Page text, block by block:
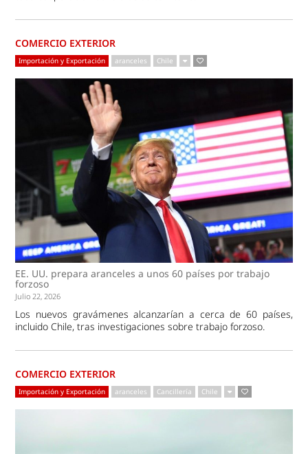
COMERCIO EXTERIOR
Importación y Exportación aranceles Chile
EE. UU. prepara aranceles a unos 60 países por trabajo
forzoso
Julio 22, 2026
Los nuevos gravámenes alcanzarían a cerca de 60 países,
incluido Chile, tras investigaciones sobre trabajo forzoso.
COMERCIO EXTERIOR
Importación y Exportación aranceles Cancillería Chile